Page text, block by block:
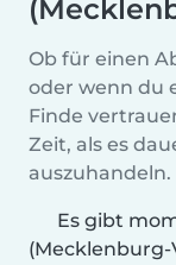
Ob für einen
oder wenn du
Finde
Zeit, als es
auszuhandeln.
Es gibt